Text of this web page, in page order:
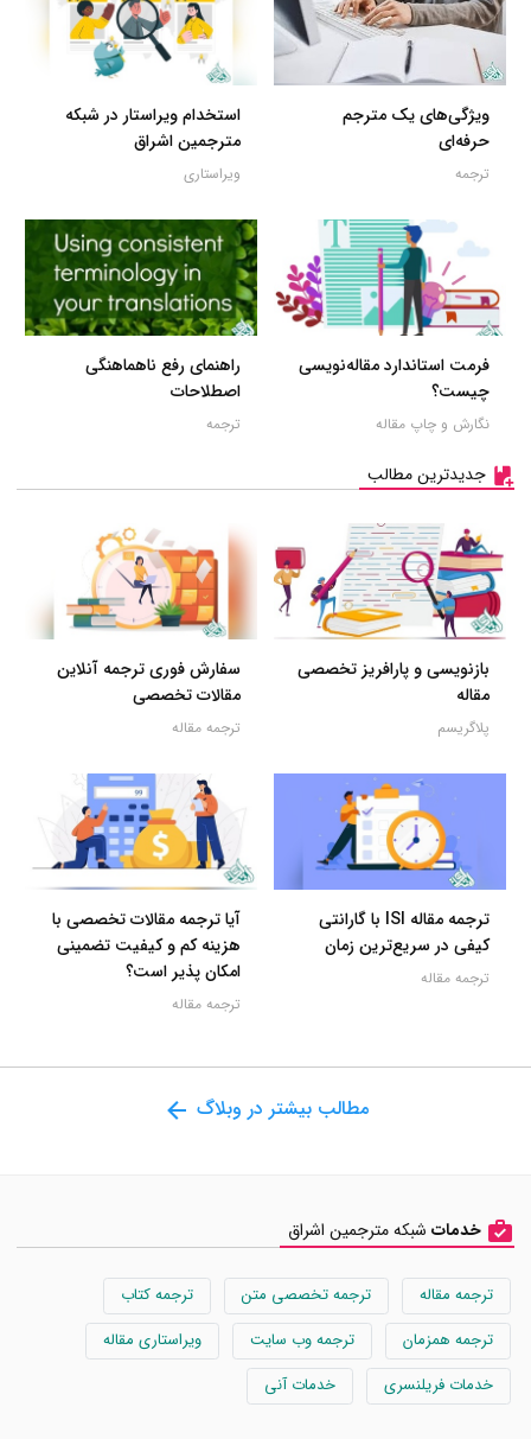
ویژگی‌های یک مترجم
حرفه‌ای
ترجمه
استخدام ویراستار در شبکه
مترجمین اشراق
ویراستاری
فرمت استاندارد مقاله‌نویسی
چیست؟
نگارش و چاپ مقاله
راهنمای رفع ناهماهنگی
اصطلاحات
ترجمه
جدیدترین مطالب
بازنویسی و پارافریز تخصصی
مقاله
پلاگریسم
سفارش فوری ترجمه آنلاین
مقالات تخصصی
ترجمه مقاله
ترجمه مقاله ISI با گارانتی
کیفی در سریع‌ترین زمان
ترجمه مقاله
آیا ترجمه مقالات تخصصی با
هزینه کم و کیفیت تضمینی
امکان پذیر است؟
ترجمه مقاله
مطالب بیشتر در وبلاگ
خدمات شبکه مترجمین اشراق
ترجمه مقاله ترجمه تخصصی متن
ترجمه کتاب
ترجمه همزمان
ترجمه وب سایت
ویراستاری مقاله
خدمات فریلنسری
خدمات آنی